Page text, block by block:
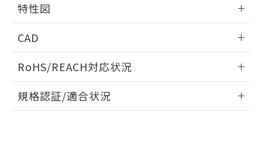
A: 60mm以上、B: 35mm以上
周囲金属の影響
特性図
検出物体の大きさと材質による影響
CAD
ドすることができます。
ログイン/会員登録
RoHS/REACH対応状況
EU RoHS 注意事項・凡例
規格認証/適合状況
既に当社にて対応品への在庫切替を完了
していることから、特段のことがない限
す。